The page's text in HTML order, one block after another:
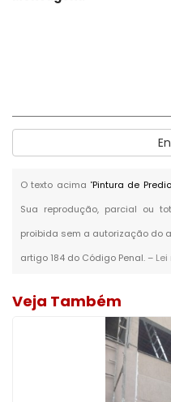
O texto acima "Pintura de
Sua reprodução, parcial ou
proibida sem a autorização do
artigo 184 do Código Penal. –
Veja Também